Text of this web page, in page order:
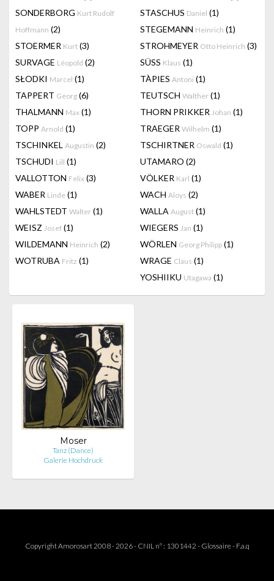
SONDERBORG Kurt Rudolf
Hoffmann (2)
STASCHUS Daniel (1)
STEGEMANN Heinrich (1)
STOERMER Kurt (3) STROHMEYER Otto Heinrich (3)
SURVAGE Léopold (2) SÜSS Klaus (1)
SŁODKI Marcel (1) TÀPIES Antoni (1)
TAPPERT Georg (6) TEUTSCH Walther (1)
THALMANN Max (1) THORN PRIKKER Johan (1)
TOPP Arnold (1) TRAEGER Wilhelm (1)
TSCHINKEL Augustin (2) TSCHIRTNER Oswald (1)
TSCHUDI Lill (1) UTAMARO (2)
VALLOTTON Felix (3) VÖLKER Karl (1)
WABER Linde (1) WACH Aloys (2)
WAHLSTEDT Walter (1) WALLA August (1)
WEISZ Josef (1) WIEGERS Jan (1)
WILDEMANN Heinrich (2) WÖRLEN Georg Philipp (1)
WOTRUBA Fritz (1) WRAGE Claus (1)
YOSHIIKU Utagawa (1)
Moser
Tanz (Dance)
Galerie Hochdruck
Copyright Amorosart 2008 - 2026 - CNIL n° : 1301442 - Glossaire- F.a.q